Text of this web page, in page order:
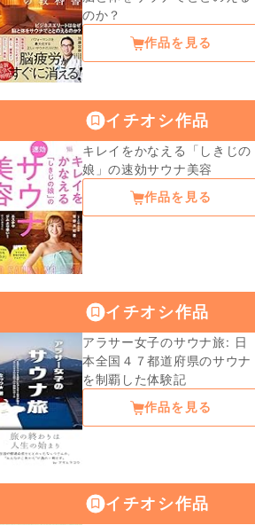
のか？
作品を見る
イチオシ作品
キレイをかなえる「しきじの
娘」の速効サウナ美容
作品を見る
イチオシ作品
アラサー女子のサウナ旅: 日
本全国４７都道府県のサウナ
を制覇した体験記
作品を見る
イチオシ作品